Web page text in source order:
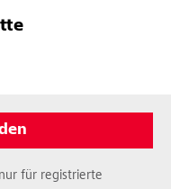
für registrierte